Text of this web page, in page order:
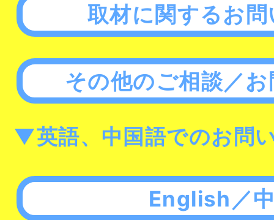
取材に関するお
その他のご相談／
▼英語、中国語でのお問
English／